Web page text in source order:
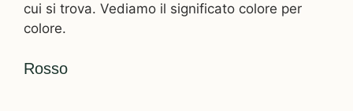
cui si trova. Vediamo il significato colore per
colore.
Rosso